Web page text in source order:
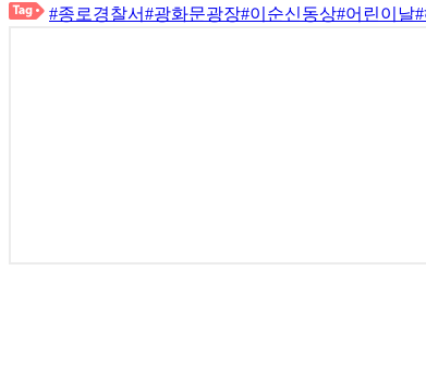
#종로경찰서#광화문광장#이순신동상#어린이날